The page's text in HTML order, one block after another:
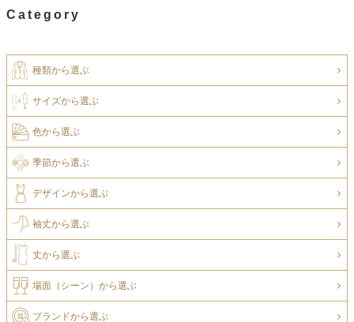
Category
種類から選ぶ
サイズから選ぶ
色から選ぶ
季節から選ぶ
デザインから選ぶ
袖丈から選ぶ
丈から選ぶ
場面（シーン）から選ぶ
ブランドから選ぶ